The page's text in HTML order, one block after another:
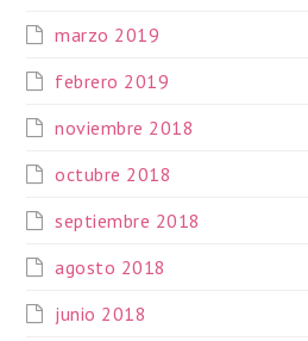
marzo 2019
febrero 2019
noviembre 2018
octubre 2018
septiembre 2018
agosto 2018
junio 2018